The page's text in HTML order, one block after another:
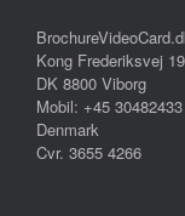
Kong Frederiksvej 19
DK 8800 Viborg
Mobil: +45 30482433
Denmark
Cvr. 3655 4266